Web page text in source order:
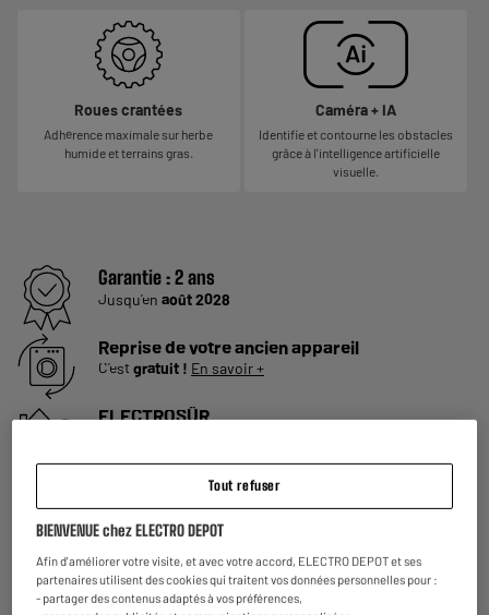
Roues crantées
Adhérence maximale sur herbe
humide et terrains gras.
Caméra + IA
Identifie et contourne les obstacles
grâce à l'intelligence artificielle
visuelle.
Garantie :2 ans
Jusqu'en août 2028
Reprise de votre ancien appareil
C'estgratuit ! En savoir +
ELECTROSÛR
Consommez plus responsable, économisez
Notre objectif : réduire de50% nos émissionsde CO2
par produit vendu d'ici 2030.En savoir +
Tout refuser
BIENVENUE chez ELECTRO DEPOT
Afin d'améliorer votre visite, et avec votre accord, ELECTRO DEPOT et ses
partenaires utilisent des cookies qui traitent vos données personnelles pour :
- partager des contenus adaptés à vos préférences,